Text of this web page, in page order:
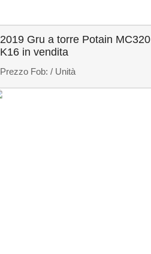
2019 Gru a torre Potain MC320
K16 in vendita
Prezzo Fob:/ Unità